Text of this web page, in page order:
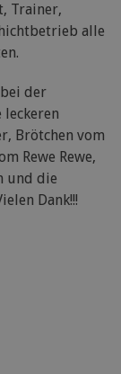
Trainer,
alle
der
Brötchen vom
Rewe Rewe,
und die
Dank!!!